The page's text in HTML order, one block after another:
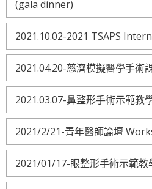
(gala dinner)
2021.10.02-2021 TSAPS
2021.04.20-慈濟模擬醫學手術
2021.03.07-鼻整形手術示範教
2021/2/21-青年醫師論壇
2021/01/17-眼整形手術示範教